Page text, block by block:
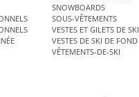
SNOWBOARDS
SOUS-VÊTEMENTS
VESTES ET GILETS DE SKI
VESTES DE SKI DE FOND
VÊTEMENTS-DE-SKI